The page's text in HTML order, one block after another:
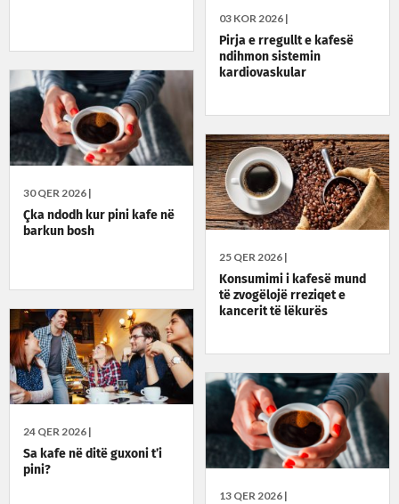
03 KOR 2026 |
Pirja e rregullt e kafesë
ndihmon sistemin
kardiovaskular
30 QER 2026 |
Çka ndodh kur pini kafe në
barkun bosh
25 QER 2026 |
Konsumimi i kafesë mund
të zvogëlojë rreziqet e
kancerit të lëkurës
24 QER 2026 |
Sa kafe në ditë guxoni t’i
pini?
13 QER 2026 |